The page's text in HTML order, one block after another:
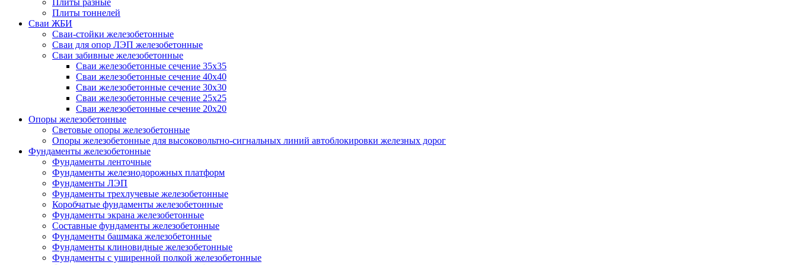
Плиты тоннелей
Сваи ЖБИ
Сваи-стойки железобетонные
Сваи для опор ЛЭП железобетонные
Сваи забивные железобетонные
Сваи железобетонные сечение 35x35
Сваи железобетонные сечение 40x40
Сваи железобетонные сечение 30x30
Сваи железобетонные сечение 25x25
Сваи железобетонные сечение 20x20
Опоры железобетонные
Световые опоры железобетонные
Опоры железобетонные для высоковольтно-сигнальных линий автоблокировки железных дорог
Фундаменты железобетонные
Фундаменты ленточные
Фундаменты железнодорожных платформ
Фундаменты ЛЭП
Фундаменты трехлучевые железобетонные
Коробчатые фундаменты железобетонные
Фундаменты экрана железобетонные
Составные фундаменты железобетонные
Фундаменты башмака железобетонные
Фундаменты клиновидные железобетонные
Фундаменты с уширенной полкой железобетонные